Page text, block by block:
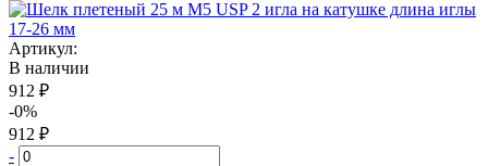
Артикул:
В наличии
912 ₽
-0%
912 ₽
-